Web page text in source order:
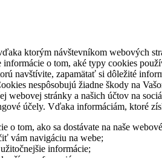
ktorým návštevníkom webových
o tom, aké typy cookies
navštívite, zapamätať si dôležité
nespôsobujú žiadne škody na
webovej stránky a našich účtov na
účely. Vďaka informáciám, ktoré
tom, ako sa dostávate na naše
vám navigáciu na webe;
informácie;